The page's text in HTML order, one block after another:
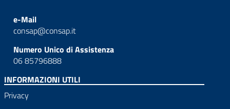
e-Mail
consap@consap.it
Numero Unico di Assistenza
06 85796888
INFORMAZIONI UTILI
Privacy